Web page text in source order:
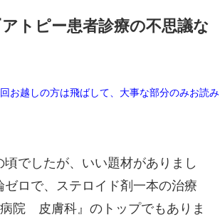
トピー患者診療の不思議な
お越しの方は飛ばして、大事な部分のみお読み
でしたが、いい題材がありまし
ロで、ステロイド剤一本の治療
院 皮膚科』のトップでもありま